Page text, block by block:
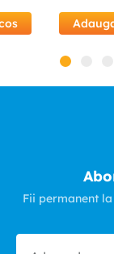
Fii permanent